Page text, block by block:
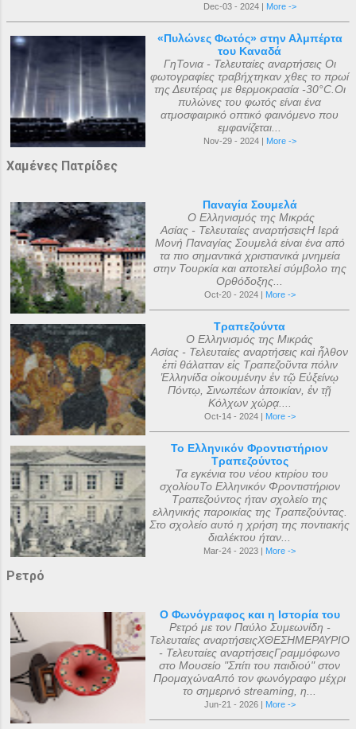
Dec-03 - 2024 | More ->
«Πυλώνες Φωτός» στην Αλμπέρτα
του Καναδά
ΓηΤονια - Τελευταίες αναρτήσεις Οι
φωτογραφίες τραβήχτηκαν χθες το πρωί
της Δευτέρας με θερμοκρασία -30°C.Οι
πυλώνες του φωτός είναι ένα
ατμοσφαιρικό οπτικό φαινόμενο που
εμφανίζεται...
Nov-29 - 2024 | More ->
Χαμένες Πατρίδες
Παναγία Σουμελά
Ο Ελληνισμός της Μικράς
Ασίας - Τελευταίες αναρτήσειςΗ Ιερά
Μονή Παναγίας Σουμελά είναι ένα από
τα πιο σημαντικά χριστιανικά μνημεία
στην Τουρκία και αποτελεί σύμβολο της
Ορθόδοξης...
Oct-20 - 2024 | More ->
Τραπεζούντα
Ο Ελληνισμός της Μικράς
Ασίας - Τελευταίες αναρτήσεις καὶ ἦλθον
ἐπὶ θάλατταν εἰς Τραπεζοῦντα πόλιν
Ἑλληνίδα οἰκουμένην ἐν τῷ Εὐξείνῳ
Πόντῳ, Σινωπέων ἀποικίαν, ἐν τῇ
Κόλχων χώρᾳ....
Oct-14 - 2024 | More ->
Το Ελληνικόν Φροντιστήριον
Τραπεζούντος
Τα εγκένια του νέου κτιρίου του
σχολίουΤο Ελληνικόν Φροντιστήριον
Τραπεζούντος ήταν σχολείο της
ελληνικής παροικίας της Τραπεζούντας.
Στο σχολείο αυτό η χρήση της ποντιακής
διαλέκτου ήταν...
Mar-24 - 2023 | More ->
Ρετρό
Ο Φωνόγραφος και η Ιστορία του
Ρετρό με τον Παύλο Συμεωνίδη -
Τελευταίες αναρτήσειςΧΘΕΣΗΜΕΡΑΥΡΙΟ
- Τελευταίες αναρτήσειςΓραμμόφωνο
στο Μουσείο "Σπίτι του παιδιού" στον
ΠρομαχώναΑπό τον φωνόγραφο μέχρι
το σημερινό streaming, η...
Jun-21 - 2026 | More ->